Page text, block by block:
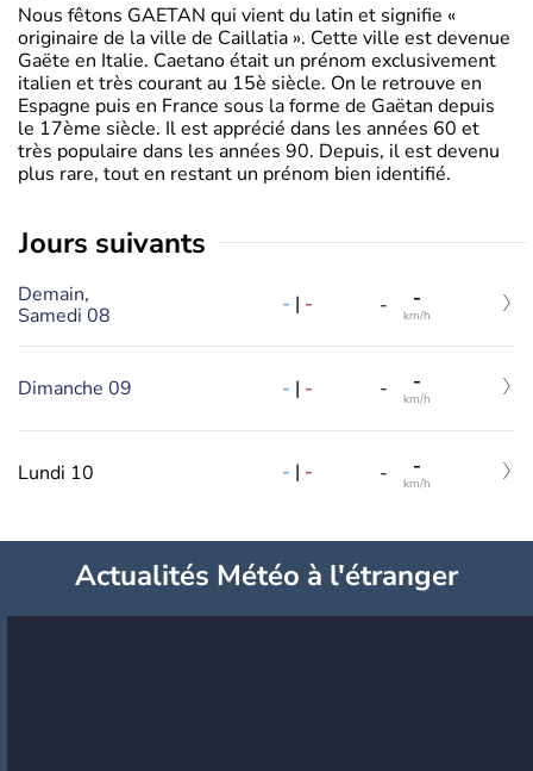
Nous fêtons GAETAN qui vient du latin et signifie «
originaire de la ville de Caillatia ». Cette ville est devenue
Gaëte en Italie. Caetano était un prénom exclusivement
italien et très courant au 15è siècle. On le retrouve en
Espagne puis en France sous la forme de Gaëtan depuis
le 17ème siècle. Il est apprécié dans les années 60 et
très populaire dans les années 90. Depuis, il est devenu
plus rare, tout en restant un prénom bien identifié.
jours suivants
Demain,
Samedi 08
- | - - -
km/h
Dimanche 09 - | - - -
km/h
Lundi 10 - | - - -
km/h
Actualités Météo à l'étranger